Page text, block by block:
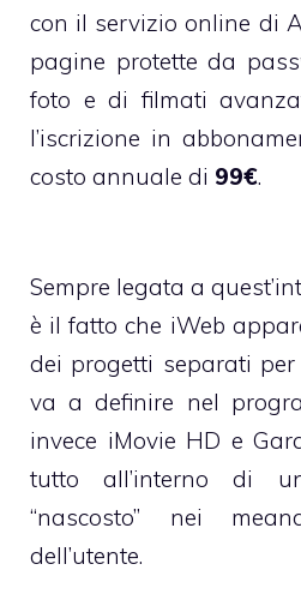
con il servizio online di
pagine protette da
foto e di filmati
l’iscrizione in
costo annuale di 99€.
Sempre legata a
è il fatto che iWeb
dei progetti separati
va a definire nel
invece iMovie HD e
tutto all’interno di
“nascosto” nei
dell’utente.